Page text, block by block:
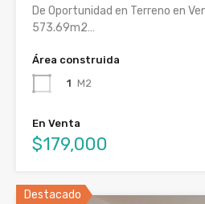
De Oportunidad en Terreno en
573.69m2…
Área construida
1 M2
En Venta
$179,000
Destacado